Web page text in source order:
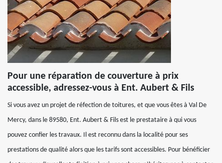
Pour une réparation de couverture à prix
accessible, adressez-vous à Ent. Aubert & Fils
Si vous avez un projet de réfection de toitures, et que vous êtes à Val De
Mercy, dans le 89580, Ent. Aubert & Fils est le prestataire à qui vous
pouvez confier les travaux. Il est reconnu dans la localité pour ses
prestations de qualité alors que les tarifs sont accessibles. Pour bénéficier